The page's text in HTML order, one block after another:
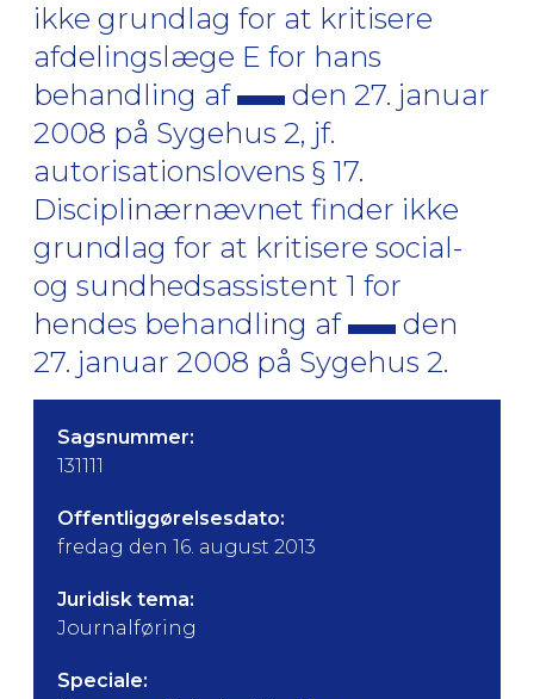
ikke grundlag for at kritisere
afdelingslæge E for hans
behandling af
den 27. januar
2008 på Sygehus 2, jf.
autorisationslovens § 17.
Disciplinærnævnet finder ikke
grundlag for at kritisere social-
og sundhedsassistent 1 for
hendes behandling af
den
27. januar 2008 på Sygehus 2.
Sagsnummer:
131111
Offentliggørelsesdato:
fredag den 16. august 2013
Juridisk tema:
Journalføring
Speciale: